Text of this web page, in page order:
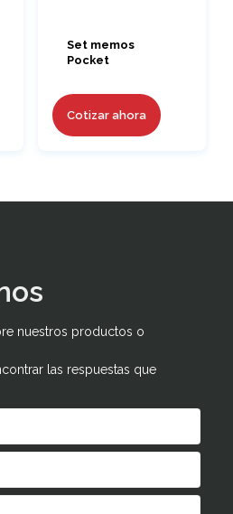
Set memos
Pocket
Cotizar ahora
nuestros productos o
las respuestas que